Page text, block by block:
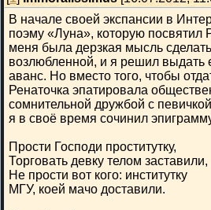
В начале своей экспансии в
поэму «Луна», которую посвятил
меня была дерзкая мысль
возлюбленной, и я решил выдать
аванс. Но вместо того, чтобы
Ренаточка эпатировала
сомнительной дружбой с
я в своё время сочинил
Прости Господи проститутку,
Торговать девку телом заставили,
Не прости вот кого: институтку
МГУ, коей мачо доставили.